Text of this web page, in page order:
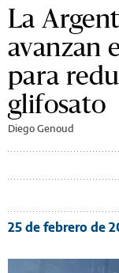
La
avanzan
para
glifosato
Diego Genoud
25 de febrero de